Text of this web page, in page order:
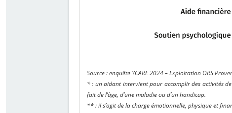
Source : enquête YCARE 2024 – Exploitation ORS
* : un aidant intervient pour accomplir des activités
fait de l’âge, d’une maladie ou d’un handicap.
** : il s’agit de la charge émotionnelle, physique et